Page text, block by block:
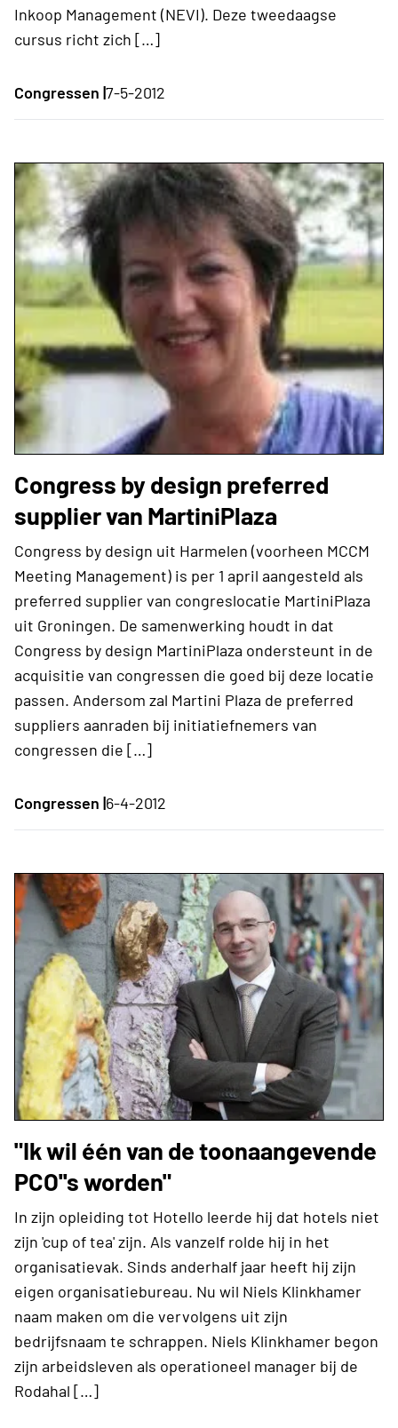
Inkoop Management (NEVI). Deze tweedaagse
cursus richt zich […]
Congressen |7-5-2012
Congress by design preferred
supplier van MartiniPlaza
Congress by design uit Harmelen (voorheen MCCM
Meeting Management) is per 1 april aangesteld als
preferred supplier van congreslocatie MartiniPlaza
uit Groningen. De samenwerking houdt in dat
Congress by design MartiniPlaza ondersteunt in de
acquisitie van congressen die goed bij deze locatie
passen. Andersom zal Martini Plaza de preferred
suppliers aanraden bij initiatiefnemers van
congressen die […]
Congressen |6-4-2012
"Ik wil één van de toonaangevende
PCO''s worden"
In zijn opleiding tot Hotello leerde hij dat hotels niet
zijn 'cup of tea' zijn. Als vanzelf rolde hij in het
organisatievak. Sinds anderhalf jaar heeft hij zijn
eigen organisatiebureau. Nu wil Niels Klinkhamer
naam maken om die vervolgens uit zijn
bedrijfsnaam te schrappen. Niels Klinkhamer begon
zijn arbeidsleven als operationeel manager bij de
Rodahal […]